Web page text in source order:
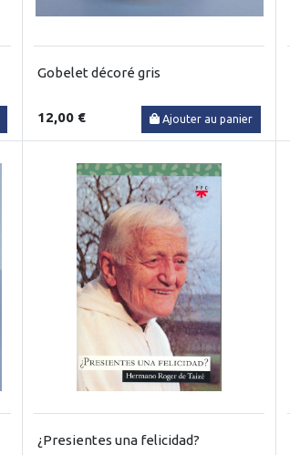
Gobelet décoré gris
12,00 € Ajouter au panier
¿Presientes una felicidad?